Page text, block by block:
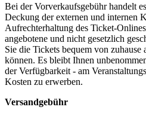
Bei der Vorverkaufsgebühr handelt
Deckung der externen und internen
Aufrechterhaltung des Ticket-
angebotene und nicht gesetzlich
Sie die Tickets bequem von zuhause
können. Es bleibt Ihnen
der Verfügbarkeit - am
Kosten zu erwerben.
Versandgebühr